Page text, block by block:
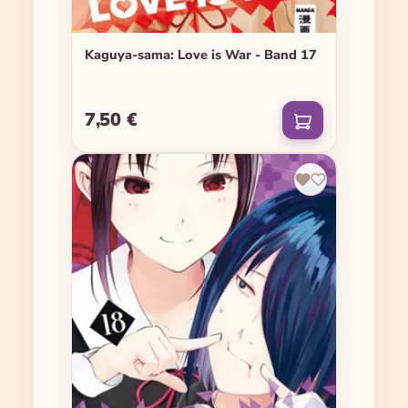
Kaguya-sama: Love is War - Band 17
Regulärer Preis:
7,50 €